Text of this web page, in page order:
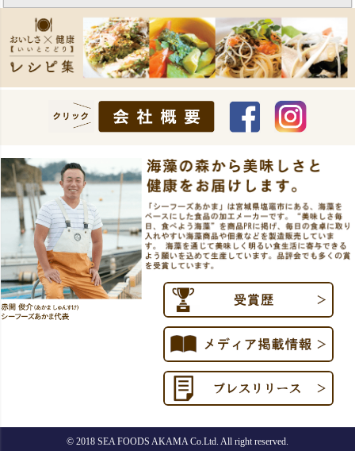
© 2018 SEA FOODS AKAMA Co.Ltd. All right reserved.